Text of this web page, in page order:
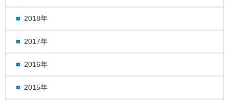
2018年
2017年
2016年
2015年